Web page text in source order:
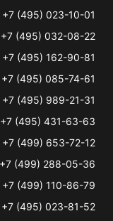
+7 (495) 023-10-01
+7 (495) 032-08-22
+7 (495) 162-90-81
+7 (495) 085-74-61
+7 (495) 989-21-31
+7 (495) 431-63-63
+7 (499) 653-72-12
+7 (499) 288-05-36
+7 (499) 110-86-79
+7 (495) 023-81-52